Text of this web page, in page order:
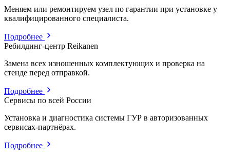
Меняем или ремонтируем узел по гарантии при установке у
квалифицированного специалиста.
Подробнее
Ребилдинг-центр Reikanen
Замена всех изношенных комплектующих и проверка на
стенде перед отправкой.
Подробнее
Сервисы по всей России
Установка и диагностика системы ГУР в авторизованных
сервисах-партнёрах.
Подробнее